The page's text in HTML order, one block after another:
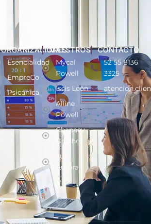
ORGANIZACIONES
Esencialidad
EmpreCo
Psicánica
MAESTROS
Mycal
Powell
Issis León
Alline
Powell
Chapaev
Bracho
Luz
Aurora
CONTACTO
52 55 8136
3325